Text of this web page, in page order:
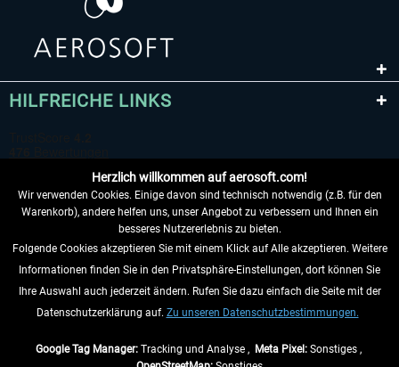
HILFREICHE LINKS
VERTRAG WIDERRUFEN
INFORMATIONEN
Herzlich willkommen auf aerosoft.com!
Wir verwenden Cookies. Einige davon sind technisch notwendig (z.B. für den
Warenkorb), andere helfen uns, unser Angebot zu verbessern und Ihnen ein
besseres Nutzererlebnis zu bieten.
Folgende Cookies akzeptieren Sie mit einem Klick auf Alle akzeptieren. Weitere
Informationen finden Sie in den Privatsphäre-Einstellungen, dort können Sie
Ihre Auswahl auch jederzeit ändern. Rufen Sie dazu einfach die Seite mit der
Datenschutzerklärung auf. Zu unseren Datenschutzbestimmungen.
Google Tag Manager:Tracking und Analyse , Meta Pixel:Sonstiges ,